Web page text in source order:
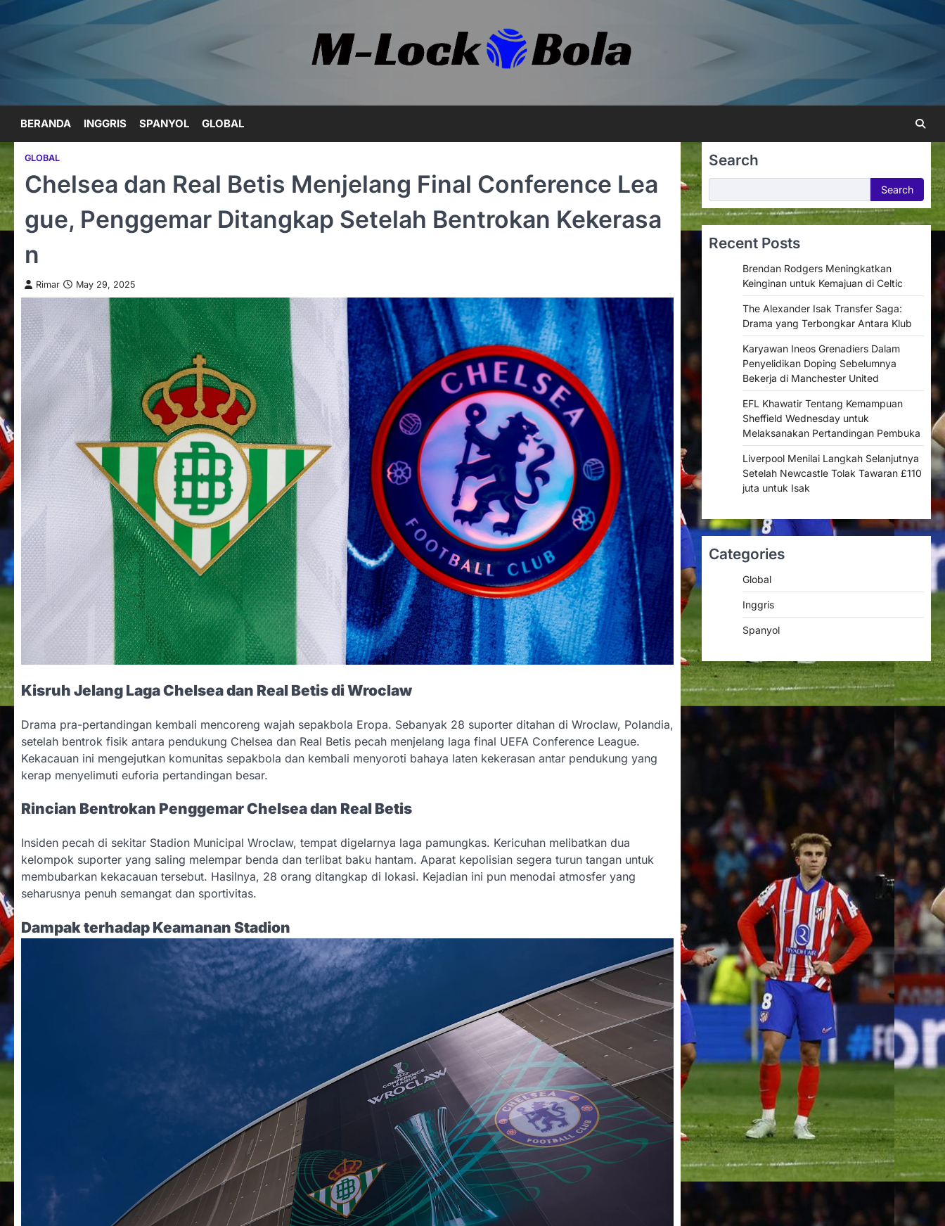
to
content
BERANDA INGGRIS SPANYOL GLOBAL
GLOBAL
Chelsea dan Real Betis Menjelang Final Conference Lea
gue, Penggemar Ditangkap Setelah Bentrokan Kekerasa
n
Rimar May 29, 2025
Kisruh Jelang Laga Chelsea dan Real Betis di Wroclaw
Drama pra-pertandingan kembali mencoreng wajah sepakbola Eropa. Sebanyak 28 suporter ditahan di Wroclaw, Polandia,
setelah bentrok fisik antara pendukung Chelsea dan Real Betis pecah menjelang laga final UEFA Conference League.
Kekacauan ini mengejutkan komunitas sepakbola dan kembali menyoroti bahaya laten kekerasan antar pendukung yang
kerap menyelimuti euforia pertandingan besar.
Rincian Bentrokan Penggemar Chelsea dan Real Betis
Insiden pecah di sekitar Stadion Municipal Wroclaw, tempat digelarnya laga pamungkas. Kericuhan melibatkan dua
kelompok suporter yang saling melempar benda dan terlibat baku hantam. Aparat kepolisian segera turun tangan untuk
membubarkan kekacauan tersebut. Hasilnya, 28 orang ditangkap di lokasi. Kejadian ini pun menodai atmosfer yang
seharusnya penuh semangat dan sportivitas.
Dampak terhadap Keamanan Stadion
Search
Search
Recent Posts
Brendan Rodgers Meningkatkan
Keinginan untuk Kemajuan di Celtic
The Alexander Isak Transfer Saga:
Drama yang Terbongkar Antara Klub
Karyawan Ineos Grenadiers Dalam
Penyelidikan Doping Sebelumnya
Bekerja di Manchester United
EFL Khawatir Tentang Kemampuan
Sheffield Wednesday untuk
Melaksanakan Pertandingan Pembuka
Liverpool Menilai Langkah Selanjutnya
Setelah Newcastle Tolak Tawaran £110
juta untuk Isak
Categories
Global
Inggris
Spanyol